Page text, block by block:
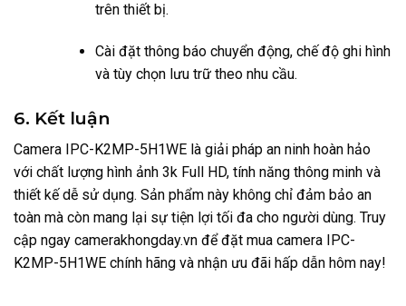
trên thiết bị.
Cài đặt thông báo chuyển động, chế độ ghi hình
và tùy chọn lưu trữ theo nhu cầu.
6. Kết luận
Camera IPC-K2MP-5H1WE là giải pháp an ninh hoàn hảo
với chất lượng hình ảnh 3k Full HD, tính năng thông minh và
thiết kế dễ sử dụng. Sản phẩm này không chỉ đảm bảo an
toàn mà còn mang lại sự tiện lợi tối đa cho người dùng. Truy
cập ngay camerakhongday.vn để đặt mua camera IPC-
K2MP-5H1WE chính hãng và nhận ưu đãi hấp dẫn hôm nay!